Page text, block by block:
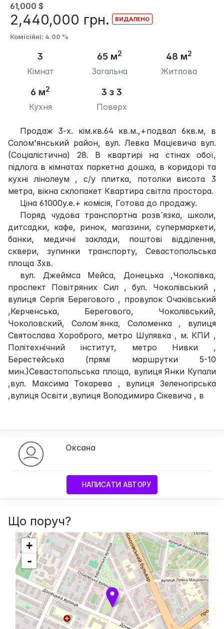
61,000 $
2,440,000 грн.
Комісійні: 4.00 %
3
Кімнат
65 м2
Загальна
48 м2
Житлова
6 м2
Кухня
3 з 3
Поверх
Продаж 3-х. кім.кв.64 кв.м.,+подвал 6кв.м, в
Солом'янський район, вул. Левка Мацієвича вул.
(Соціалістична) 28. В квартирі на стінах обої,
підлога в кімнатах паркетна дошка, в коридорі та
кухні лінолеум , с/у плитка, потолки висота 3
метра, вікна склопакет Квартира світла простора.
Ціна 61000у.е.+ комісія, Готова до продажу.
Поряд чудова транспортна розв`язка, школи,
дитсадки, кафе, ринок, магазини, супермаркети,
банки, медичні заклади, поштові відділення,
сквери, зупинки транспорту, Севастопольська
площа 3хв.
вул. Джеймса Мейса, Донецька ,Чоколівка,
проспект Повітряних Сил , бул. Чоколівський ,
вулиця Сергія Берегового , провулок Очаківський
,Керченська, Берегового, Чоколівський,
Чоколовский, Солом`янка, Соломенка , вулиця
Святослава Хороброго, метро Шулявка , м. КПИ ,
Політехнічний інститут, метро Нивки ,
Берестейська (прямі маршрутки 5-10
мин.)Севастопольська площа, вулиця Янки Купали
,вул. Максима Токарева , вулиця Зеленогірська
,вулиця Освіти ,вулиця Володимира Сікевича , в
Оксана
НАПИСАТИ АВТОРУ
Що поруч?
+
-